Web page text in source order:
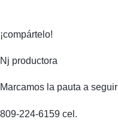
¡compártelo!
Nj productora
Marcamos la pauta a seguir
809-224-6159 cel.